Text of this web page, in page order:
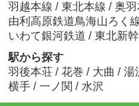
羽越本線 / 東北本線 / 奥羽
由利高原鉄道鳥海山ろく
いわて銀河鉄道 / 東北新
駅から探す
羽後本荘 / 花巻 / 大曲 / 湯
横手 / 一ノ関 / 水沢